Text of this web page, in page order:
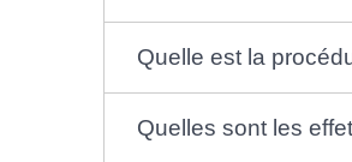
Quelle est la
Quelles sont les